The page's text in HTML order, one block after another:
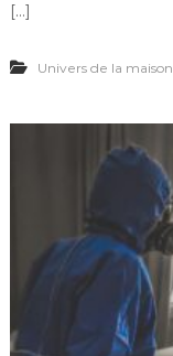
[…]
Univers de la maison